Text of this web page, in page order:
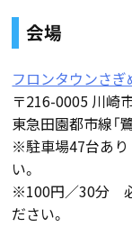
会場
フロンタウンさぎ
〒216-0005 川崎
東急田園都市線「
※駐車場47台あ
い。
※100円／30分
ださい。